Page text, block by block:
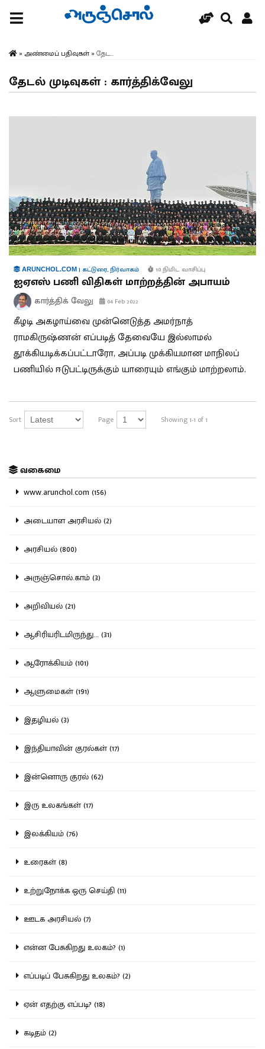
» அண்மைப் பதிவுகள்» தேட...
தேடல் முடிவுகள் : கார்த்திக்வேலு
ARUNCHOL.COM | கட்டுரை,நிர்வாகம் 10 நிமிட வாசிப்பு
ஐஏஎஸ் பணி விதிகள் மாற்றத்தின் அபாயம்
கார்த்திக் வேலு 04 Feb 2022
கீழடி அகழாய்வை முன்னெடுத்த அமர்நாத்
ராமகிருஷ்ணன் எப்படித் தேவையே இல்லாமல்
தூக்கியடிக்கப்பட்டாரோ, அப்படி முக்கியமான மாநிலப்
பணியில் ஈடுபட்டிருக்கும் யாரையும் எங்கும் மாற்றலாம்.
Sort Page Showing 1-1 of 1
வகைமை
www.arunchol.com (156)
அடையாள அரசியல் (2)
அரசியல் (800)
அருஞ்சொல்.காம் (3)
அறிவியல் (21)
ஆசிரியரிடமிருந்து... (31)
ஆரோக்கியம் (101)
ஆளுமைகள் (191)
இதழியல் (3)
இந்தியாவின் குரல்கள் (17)
இன்னொரு குரல் (62)
இரு உலகங்கள் (17)
இலக்கியம் (76)
உரைகள் (8)
உற்றுநோக்க ஒரு செய்தி (11)
ஊடக அரசியல் (7)
என்ன பேசுகிறது உலகம்? (1)
எப்படிப் பேசுகிறது உலகம்? (2)
ஏன் எதற்கு எப்படி? (18)
கடிதம் (2)